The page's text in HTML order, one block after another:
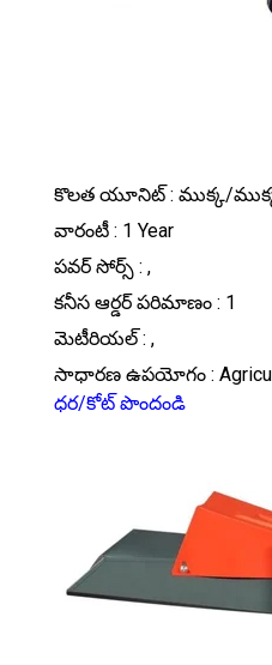
కొలత యూనిట్ : ముక్క/
వారంటీ : 1 Year
పవర్ సోర్స్ : ,
కనీస ఆర్డర్ పరిమాణం : 1
మెటీరియల్ : ,
సాధారణ ఉపయోగం :
ధర/కోట్ పొందండి